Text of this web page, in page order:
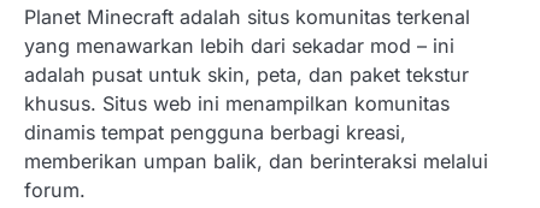
Planet Minecraft adalah situs komunitas terkenal
yang menawarkan lebih dari sekadar mod – ini
adalah pusat untuk skin, peta, dan paket tekstur
khusus. Situs web ini menampilkan komunitas
dinamis tempat pengguna berbagi kreasi,
memberikan umpan balik, dan berinteraksi melalui
forum.